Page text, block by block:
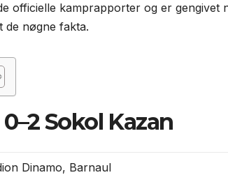
officielle kamprapporter og er gengivet
de nøgne fakta.
Sokol Kazan
Dinamo, Barnaul